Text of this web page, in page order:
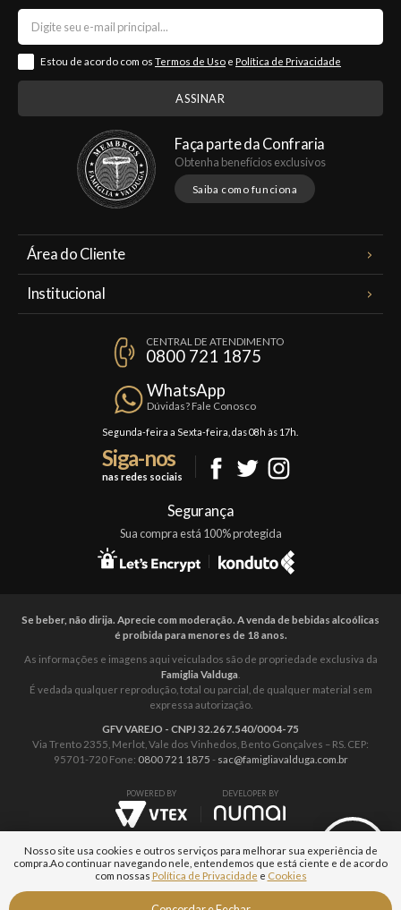
Estou de acordo com os Termos de Uso e Política de Privacidade
Faça parte da Confraria
Obtenha benefícios exclusivos
Saiba como funciona
Área do Cliente
Institucional
Política de Privacidade
Trocas e Devoluções
Formas de Pagamento
CENTRAL DE ATENDIMENTO
0800 721 1875
WhatsApp
Dúvidas? Fale Conosco
Segunda-feira a Sexta-feira, das 08h às 17h.
Siga-nos
nas redes sociais
Segurança
Sua compra está 100% protegida
Se beber, não dirija. Aprecie com moderação. A venda de bebidas alcoólicas
é proíbida para menores de 18 anos.
As informações e imagens aqui veiculados são de propriedade exclusiva da
Famiglia Valduga
É vedada qualquer reprodução, total ou parcial, de qualquer material sem
expressa autorização.
GFV VAREJO - CNPJ 32.267.540/0004-75
Via Trento 2355, Merlot, Vale dos Vinhedos, Bento Gonçalves – RS. CEP:
95701-720 Fone: 0800 721 1875 - sac@famigliavalduga.com.br
POWERED BY DEVELOPER BY
Nosso site usa cookies e outros serviços para melhorar sua experiência de
compra. Ao continuar navegando nele, entendemos que está ciente e de acordo
com nossas Política de Privacidade e Cookies